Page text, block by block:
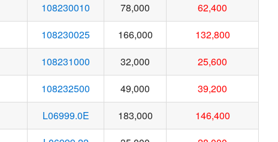
108230010 78,000
62,400
108230025 166,000
132,800
108231000 32,000
25,600
108232500 49,000
39,200
L06999.0E 183,000
146,400